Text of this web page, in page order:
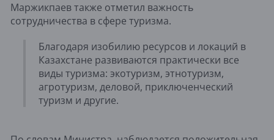
Маржикпаев также отметил важность
сотрудничества в сфере туризма.
Благодаря изобилию ресурсов и локаций в
Казахстане развиваются практически все
виды туризма: экотуризм, этнотуризм,
агротуризм, деловой, приключенческий
туризм и другие.